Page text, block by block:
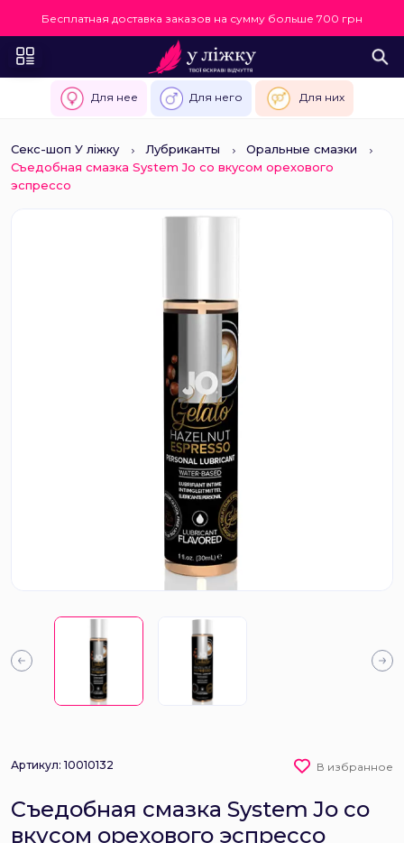
Бесплатная доставка заказов на сумму больше 700 грн
Для нее Для него Для них
Секс-шоп У ліжку Лубриканты
Оральные смазки
Съедобная смазка System Jo со вкусом орехового
эспрессо
Артикул: 10010132 В избранное
Съедобная смазка System Jo со
вкусом орехового эспрессо